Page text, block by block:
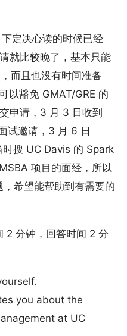
定决心读的时候已经
就比较晚了，基本只能
而且也没有时间准备
以豁免 GMAT/GRE 的
申请，3 月 3 日收到
试邀请，3 月 6 日
搜 UC Davis 的 Spark
项目的面经，所以
希望能帮助到有需要的
2 分钟，回答时间 2 分
you about the
at UC